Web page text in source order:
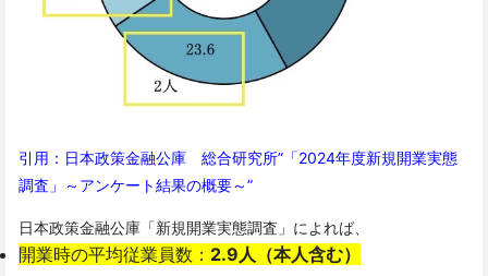
引用： 日本政策金融公庫 総合研究所” 「2024年度新規開業実態
調査」～アンケート結果の概要～”
日本政策金融公庫「新規開業実態調査」によれば、
開業時の平均従業員数： 2.9人（本人含む）